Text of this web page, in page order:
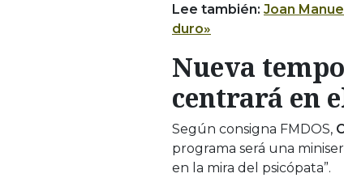
Lee también: Joan
duro»
Nueva
centrará en
Según consigna FMDOS,
programa será una
en la mira del psicópata”.